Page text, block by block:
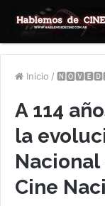
Inicio /
A 114
la
Nacional
Cine